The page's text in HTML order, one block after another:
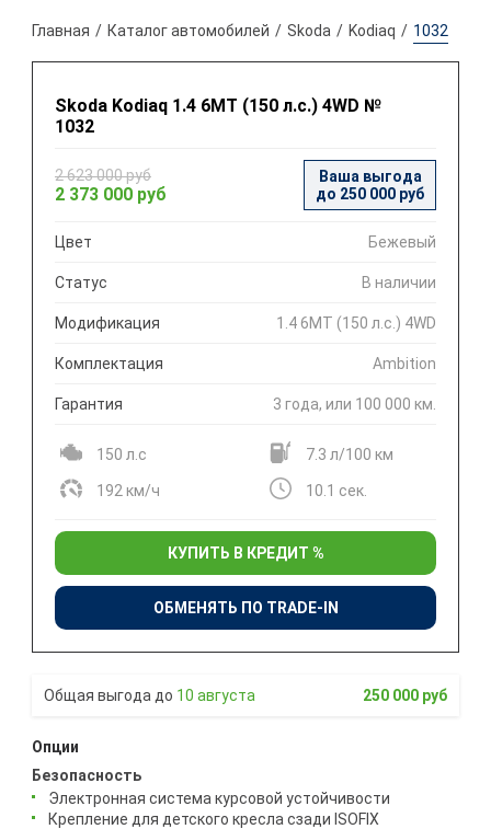
Главная Каталог автомобилей Skoda Kodiaq 1032
Skoda Kodiaq 1.4 6МТ (150 л.с.) 4WD №
1032
2 623 000 руб
2 373 000 руб
Ваша выгода
до 250 000 руб
Цвет Бежевый
Статус В наличии
Модификация 1.4 6МТ (150 л.с.) 4WD
Комплектация Ambition
Гарантия 3 года, или 100 000 км.
150 л.с 7.3 л/100 км
192 км/ч 10.1 сек.
КУПИТЬ В КРЕДИТ %
ОБМЕНЯТЬ ПО TRADE-IN
10 августа 250 000 руб
Опции
Безопасность
Электронная система курсовой устойчивости
Крепление для детского кресла сзади ISOFIX